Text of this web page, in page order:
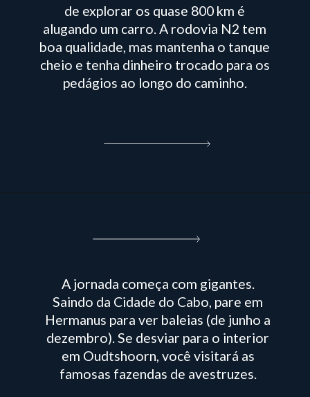
de explorar os quase 800 km é
alugando um carro. A rodovia N2 tem
boa qualidade, mas mantenha o tanque
cheio e tenha dinheiro trocado para os
pedágios ao longo do caminho.
A jornada começa com gigantes.
Saindo da Cidade do Cabo, pare em
Hermanus para ver baleias (de junho a
dezembro). Se desviar para o interior
em Oudtshoorn, você visitará as
famosas fazendas de avestruzes.